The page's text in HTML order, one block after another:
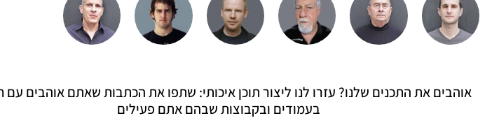
אוהבים את התכנים שלנו? עזרו לנו ליצור תוכן איכותי: שתפו את הכתבות שאתם אוהבים עם
בעמודים ובקבוצות שבהם אתם פעילים